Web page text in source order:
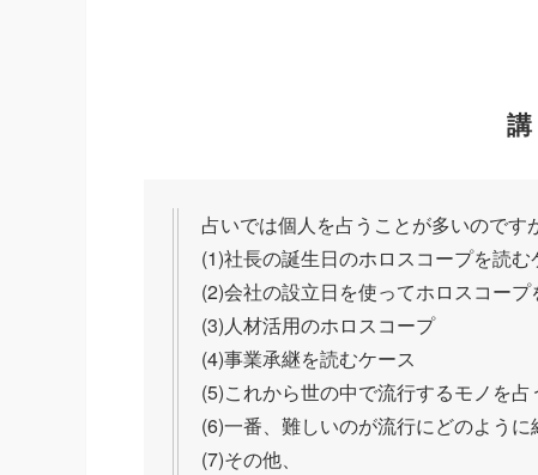
占いでは個人を占うことが多いのです
(1)社長の誕生日のホロスコープを読む
(2)会社の設立日を使ってホロスコープ
(3)人材活用のホロスコープ
(4)事業承継を読むケース
(5)これから世の中で流行するモノを占
(6)一番、難しいのが流行にどのよう
(7)その他、